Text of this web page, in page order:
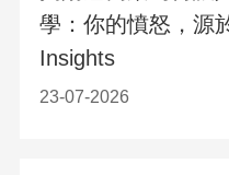
學：你的憤怒，源
Insights
23-07-2026